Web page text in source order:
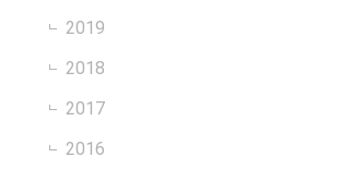
2019
2018
2017
2016